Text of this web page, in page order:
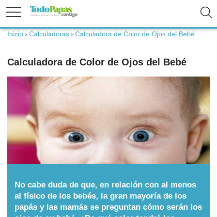
Niños
Calculadoras
Inicio > Calculadoras > Calculadora de Color de Ojos del Bebé
Calculadora de Color de Ojos del Bebé
No cabe duda de que, en relación con al menos
al físico de los bebés, la gran mayoría de los
papás y las mamás se preguntan cómo serán los